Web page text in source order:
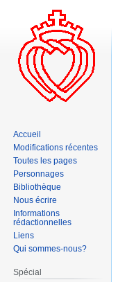
Accueil
Modifications récentes
Toutes les pages
Personnages
Bibliothèque
Nous écrire
Informations
rédactionnelles
Liens
Qui sommes-nous?
Spécial